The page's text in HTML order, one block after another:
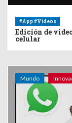
#App #Videos
Edición de
celular
Mundo